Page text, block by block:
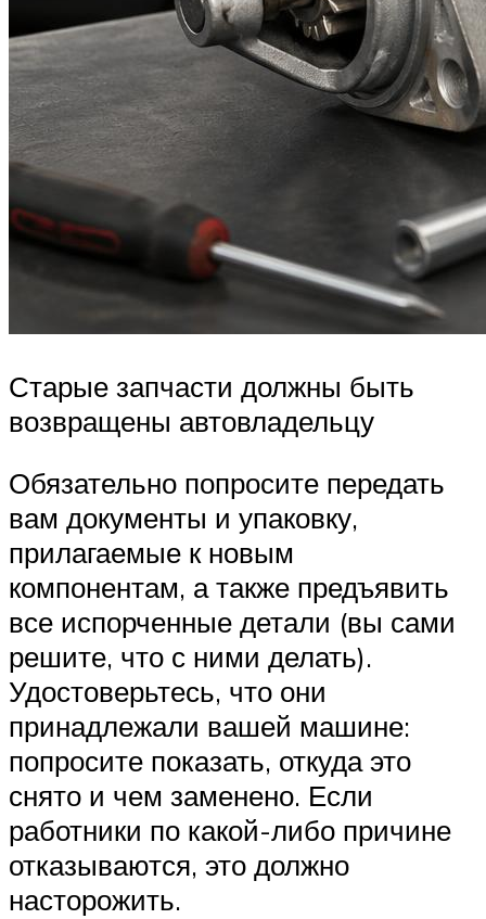
Старые запчасти должны быть
возвращены автовладельцу
Обязательно попросите передать
вам документы и упаковку,
прилагаемые к новым
компонентам, а также предъявить
все испорченные детали (вы сами
решите, что с ними делать).
Удостоверьтесь, что они
принадлежали вашей машине:
попросите показать, откуда это
снято и чем заменено. Если
работники по какой-либо причине
отказываются, это должно
насторожить.